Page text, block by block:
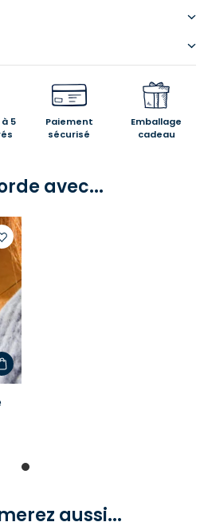
5
Paiement
sécurisé
Emballage
cadeau
avec...
aussi...